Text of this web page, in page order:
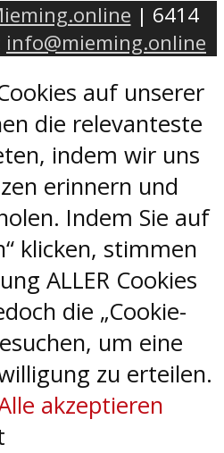
| 6414
info@mieming.online
auf unserer
die relevanteste
indem wir uns
erinnern und
Indem Sie auf
klicken, stimmen
ALLER Cookies
die „Cookie-
um eine
zu erteilen.
akzeptieren